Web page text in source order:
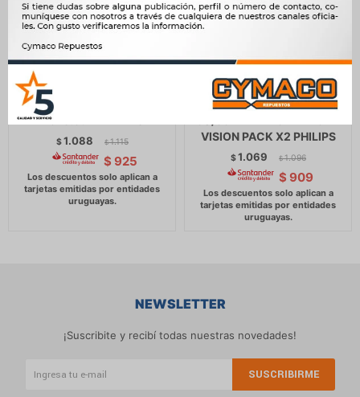
LAMPARA - 12V 17W P13W
PG18.5d-1 PHILIPS
$1.088 $ 1.115
$ 925
LAMPARA - HALOGENA 12V
VISION PACK X2 PHILIPS
$1.069 $ 1.096
$ 909
NEWSLETTER
¡Suscribite y recibí todas nuestras novedades!
SUSCRIBIRME